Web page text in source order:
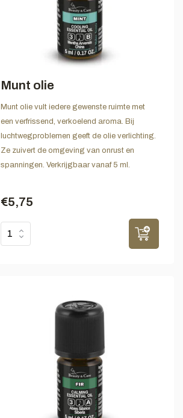
Munt olie
Munt olie vult iedere gewenste ruimte met
een verfrissend, verkoelend aroma. Bij
luchtwegproblemen geeft de olie verlichting.
Ze zuivert de omgeving van onrust en
spanningen. Verkrijgbaar vanaf 5 ml.
€5,75